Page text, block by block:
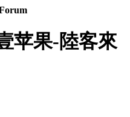
苹果-陸客來